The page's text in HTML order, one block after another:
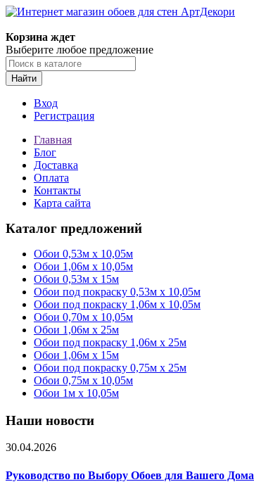
Корзина ждет
Выберите любое предложение
Найти
Вход
Регистрация
Главная
Блог
Доставка
Оплата
Контакты
Карта сайта
Каталог предложений
Обои 0,53м x 10,05м
Обои 1,06м х 10,05м
Обои 0,53м x 15м
Обои под покраску 0,53м x 10,05м
Обои под покраску 1,06м х 10,05м
Обои 0,70м x 10,05м
Обои 1,06м x 25м
Обои под покраску 1,06м x 25м
Обои 1,06м x 15м
Обои под покраску 0,75м x 25м
Обои 0,75м x 10,05м
Обои 1м х 10,05м
Наши новости
30.04.2026
Руководство по Выбору Обоев для Вашего Дома